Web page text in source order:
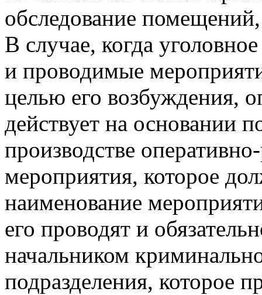
обследование
В случае, когда
и проводимые
целью его возбуждения,
действует на основании
производстве
мероприятия, которое
наименование
его проводят и
начальником
подразделения, которое